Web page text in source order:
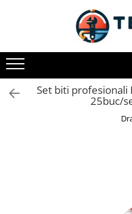
Toate Produsele
Accesorii pentru scule electrice
Accesorii pentru sculele pe
Alte accesorii pentru scule
Set biti profesionali
25buc/